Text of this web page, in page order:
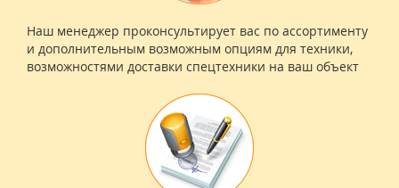
Наш менеджер проконсультирует вас по ассортименту
и дополнительным возможным опциям для техники,
возможностями доставки спецтехники на ваш объект